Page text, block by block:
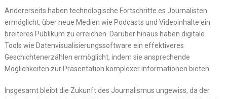
Andererseits haben technologische Fortschritte es Journalisten
ermöglicht, über neue Medien wie Podcasts und Videoinhalte ein
breiteres Publikum zu erreichen. Darüber hinaus haben digitale
Tools wie Datenvisualisierungssoftware ein effektiveres
Geschichtenerzählen ermöglicht, indem sie ansprechende
Möglichkeiten zur Präsentation komplexer Informationen bieten.
Insgesamt bleibt die Zukunft des Journalismus ungewiss, da der